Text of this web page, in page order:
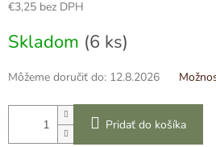
€3,25 bez DPH
cena:
Skladom (6 ks)
Môžeme doručiť do: 12.8.2026
Pridať do košíka